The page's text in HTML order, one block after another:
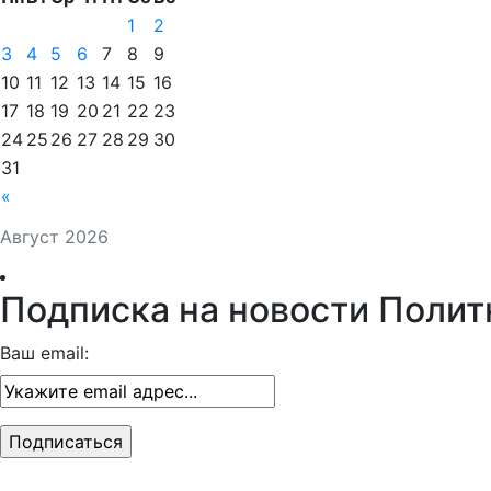
Август 2026
«
1
2
3
4 5 6 7 8
9
10 11 12 13 14 15 16
17 18 19 20 21 22 23
24 25 26 27 28 29 30
31
Подписка на новости
Ваш email: